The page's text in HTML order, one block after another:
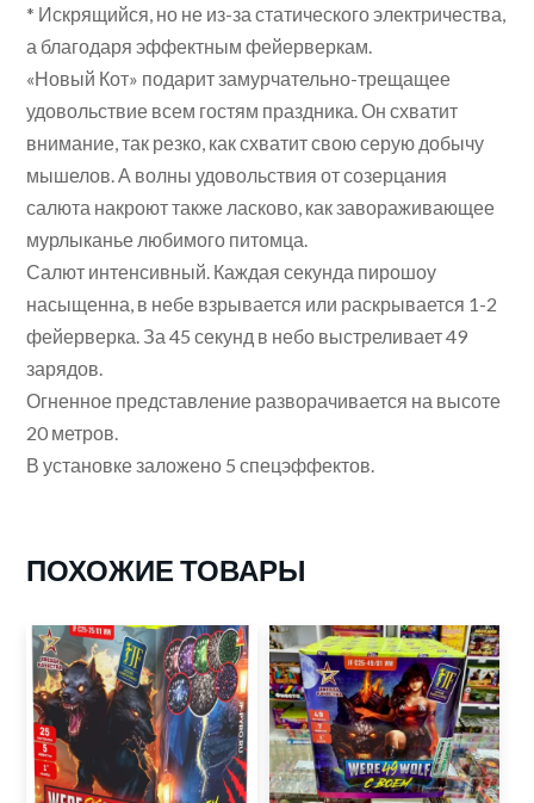
* Искрящийся, но не из-за статического электричества,
а благодаря эффектным фейерверкам.
«Новый Кот» подарит замурчательно-трещащее
удовольствие всем гостям праздника. Он схватит
внимание, так резко, как схватит свою серую добычу
мышелов. А волны удовольствия от созерцания
салюта накроют также ласково, как завораживающее
мурлыканье любимого питомца.
Салют интенсивный. Каждая секунда пирошоу
насыщенна, в небе взрывается или раскрывается 1-2
фейерверка. За 45 секунд в небо выстреливает 49
зарядов.
Огненное представление разворачивается на высоте
20 метров.
В установке заложено 5 спецэффектов.
ПОХОЖИЕ ТОВАРЫ